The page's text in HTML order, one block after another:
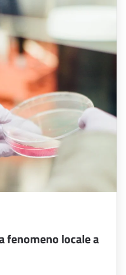
fenomeno locale a